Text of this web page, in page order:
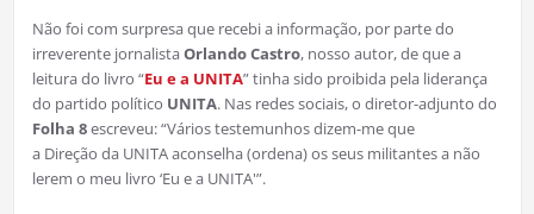
Não foi com surpresa que recebi a informação, por parte do
irreverente jornalistaOrlando Castro, nosso autor, de que a
leitura do livro “Eu e a UNITA” tinha sido proibida pela liderança
do partido político UNITA. Nas redes sociais, o diretor-adjunto do
Folha 8escreveu: “Vários testemunhos dizem-me que
a Direção da UNITA aconselha (ordena) os seus militantes a não
lerem o meu livro ‘Eu e a UNITA'”.